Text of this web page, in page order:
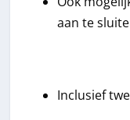
aan te
Inclusief